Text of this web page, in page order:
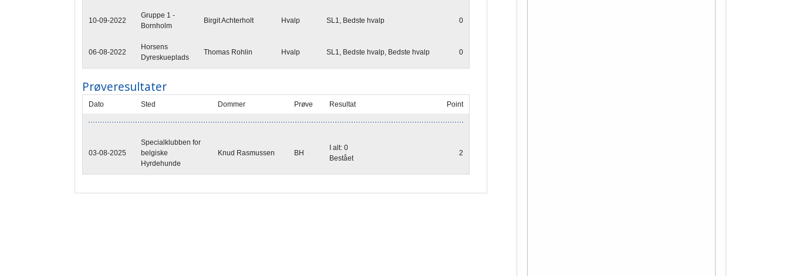
10-09-2022
Gruppe 1 -
Bornholm
Birgit Achterholt Hvalp SL1, Bedste hvalp 0
06-08-2022
Horsens
Dyreskueplads
Thomas Rohlin Hvalp SL1, Bedste hvalp, Bedste hvalp 0
Prøveresultater
Dato Sted Dommer Prøve Resultat Point
03-08-2025
Specialklubben for
belgiske
Hyrdehunde
Knud Rasmussen BH
I alt: 0
Bestået
2